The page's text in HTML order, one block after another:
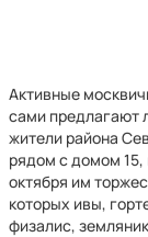
Активные
сами предлагают
жители района
рядом с домом 15,
октября им
которых ивы,
физалис,